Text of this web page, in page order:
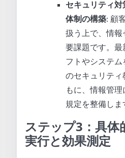
セキュリティ
体制の構築: 顧
扱う上で、情
要課題です。最
フトやシステ
のセキュリティ
もに、情報管
規定を整備しま
ステップ3：具体
実行と効果測定